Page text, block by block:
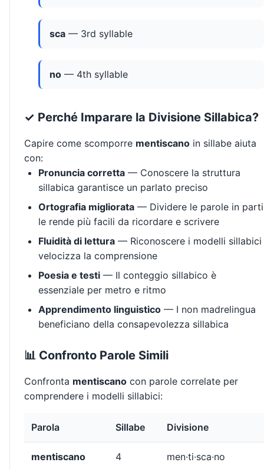
sca — 3rd syllable
no — 4th syllable
✓ Perché Imparare la Divisione Sillabica?
Capire come scomporre mentiscano in sillabe aiuta
con:
Pronuncia corretta — Conoscere la struttura
sillabica garantisce un parlato preciso
Ortografia migliorata — Dividere le parole in parti
le rende più facili da ricordare e scrivere
Fluidità di lettura — Riconoscere i modelli sillabici
velocizza la comprensione
Poesia e testi — Il conteggio sillabico è
essenziale per metro e ritmo
Apprendimento linguistico — I non madrelingua
beneficiano della consapevolezza sillabica
📊 Confronto Parole Simili
Confronta mentiscano con parole correlate per
comprendere i modelli sillabici:
Parola Sillabe Divisione
mentiscano 4 men·ti·sca·no